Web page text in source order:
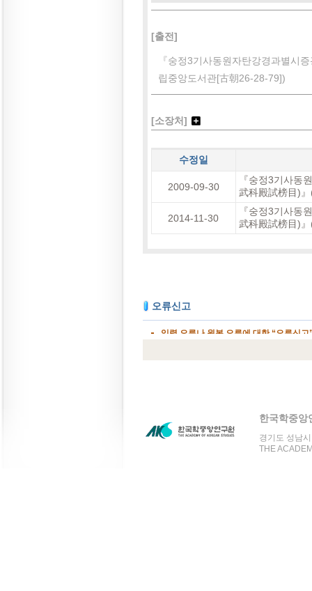
[출전]
『숭정3기사동원자탄강경과별시
립중앙도서관[古朝26-28-79])
[소장처]
수정일
2009-09-30
『숭정3기사동
武科殿試榜目)
2014-11-30
『숭정3기사동
武科殿試榜目)
한국학중앙
경기도 성남
THE